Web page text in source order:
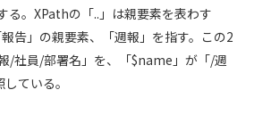
る。XPathの「..」は親要素を表わす
告」の親要素、「週報」を指す。この2
/社員/部署名」を、「$name」が「/週
ている。